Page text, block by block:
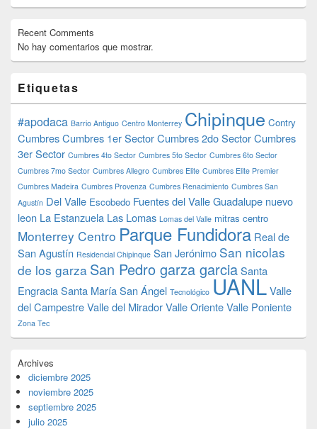
Recent Comments
No hay comentarios que mostrar.
Etiquetas
#apodaca Barrio Antiguo Centro Monterrey Chipinque Contry
CumbresCumbres 1er SectorCumbres 2do SectorCumbres
3er Sector Cumbres 4to Sector Cumbres 5to Sector Cumbres 6to Sector
Cumbres 7mo Sector Cumbres Allegro Cumbres Elite Cumbres Elite Premier
Cumbres Madeira Cumbres Provenza Cumbres Renacimiento Cumbres San
Agustín Del Valle Escobedo Fuentes del ValleGuadalupe nuevo
leon La Estanzuela Las Lomas Lomas del Valle mitras centro
Monterrey Centro Parque Fundidora Real de
San Agustín Residencial Chipinque San Jerónimo San nicolas
de los garza San Pedro garza garciaSanta
EngraciaSanta MaríaSan Ángel Tecnológico UANLValle
del CampestreValle del MiradorValle OrienteValle Poniente
Zona Tec
Archives
diciembre 2025
noviembre 2025
septiembre 2025
julio 2025